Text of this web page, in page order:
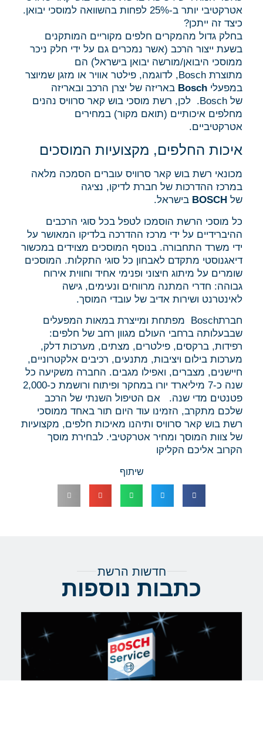
אטרקטיבי יותר ב-25% לפחות בהשוואה למוסכי יבואן.
כיצד זה ייתכן?
בחלק גדול מהמקרים חלפים מקוריים המותקנים
בשעת ייצור הרכב (אשר נמכרים גם על ידי חלק ניכר
ממוסכי היבואן/מורשה יבואן בישראל) הם
מתוצרת Bosch, לדוגמה, פילטר אוויר או מזגן שמיוצר
במפעלי Bosch באריזה של יצרן הרכב ובאריזה
של Bosch. לכן, רשת מוסכי בוש קאר סרוויס נהנים
מחלפים איכותיים (תואם מקור) במחירים
אטרקטיביים.
איכות החלפים, מקצועיות המוסכים
מכונאי רשת בוש קאר סרוויס עוברים הסמכה מלאה
במרכז ההדרכות של חברת לדיקו, נציגה
של BOSCH בישראל.
כל מוסכי הרשת הוסמכו לטפל בכל סוגי הרכבים
ההיברידיים על ידי מרכז ההדרכה בלדיקו המאושר על
ידי משרד התחבורה. בנוסף המוסכים מצוידים במכשור
דיאגנוסטי מתקדם לאבחון כל סוגי התקלות. המוסכים
שומרים על מיתוג חיצוני ופנימי אחיד וחווית אירוח
גבוהה: חדרי המתנה מרווחים ונעימים, גישה
לאינטרנט ושירות אדיב של עובדי המוסך.
חברתBosch מפתחת ומייצרת במאות המפעלים
שבבעלותה ברחבי העולם מגוון רחב של חלפים:
רפידות, ברקסים, פילטרים, מצתים, מערכות דלק,
מערכות בילום ויציבות, מתנעים, רכיבים אלקטרוניים,
חיישנים, מצברים, ואפילו מגבים. החברה משקיעה כל
שנה כ-7 מיליארד יורו במחקר ופיתוח ורושמת כ-2,000
פטנטים מדי שנה. אם הטיפול השנתי של הרכב
שלכם מתקרב, הזמינו עוד היום תור באחד ממוסכי
רשת בוש קאר סרוויס ותיהנו מאיכות חלפים, מקצועיות
של צוות המוסך ומחיר אטרקטיבי. לבחירת מוסך
הקרוב אליכם הקליקו
שיתוף
חדשות הרשת
כתבות נוספות